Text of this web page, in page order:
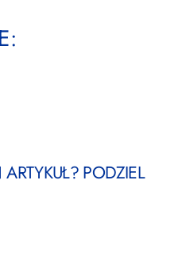
PODZIEL